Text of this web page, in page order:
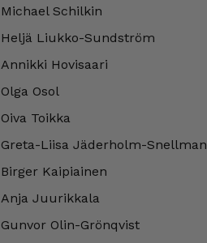
Michael Schilkin
Heljä Liukko-Sundström
Annikki Hovisaari
Olga Osol
Oiva Toikka
Greta-Liisa Jäderholm-Snellman
Birger Kaipiainen
Anja Juurikkala
Gunvor Olin-Grönqvist